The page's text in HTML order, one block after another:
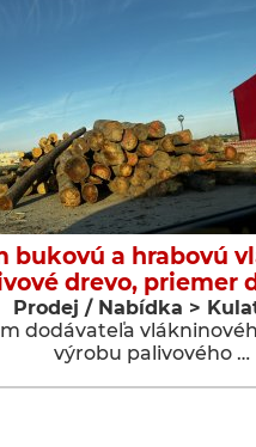
bukovú a hrabovú
drevo, priemer
Prodej / Nabídka >
dodávateľa
výrobu palivového …